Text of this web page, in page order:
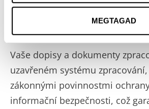
MEGTAGAD
Bezpečnost dat
Vaše dopisy a dokumenty
uzavřeném systému
zákonnými povinnostmi
informační bezpečnosti, což